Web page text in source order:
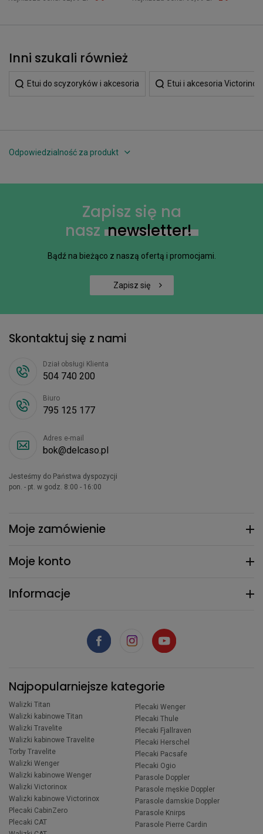
Inni szukali również
Etui do scyzoryków i akcesoria Etui i akcesoria Victorinox
Odpowiedzialność za produkt
Zapisz się na
nasz newsletter!
Bądź na bieżąco z naszą ofertą i promocjami.
Zapisz się
Moje zamówienie
Moje konto
Informacje
Skontaktuj się z nami
Dział obsługi Klienta
504 740 200
Biuro
795 125 177
Adres e-mail
bok@delcaso.pl
Jesteśmy do Państwa dyspozycji
pon. - pt. w godz. 8:00 - 16:00
Najpopularniejsze kategorie
Walizki Titan
Walizki kabinowe Titan
Walizki Travelite
Walizki kabinowe Travelite
Torby Travelite
Walizki Wenger
Walizki kabinowe Wenger
Walizki Victorinox
Walizki kabinowe Victorinox
Plecaki CabinZero
Plecaki CAT
Plecaki Wenger
Plecaki Thule
Plecaki Fjallraven
Plecaki Herschel
Plecaki Pacsafe
Plecaki Ogio
Parasole Doppler
Parasole męskie Doppler
Parasole damskie Doppler
Parasole Knirps
Parasole Pierre Cardin